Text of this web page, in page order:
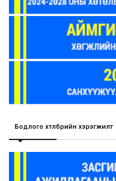
Бодлого хөтөлбөрийн хэрэгжилт